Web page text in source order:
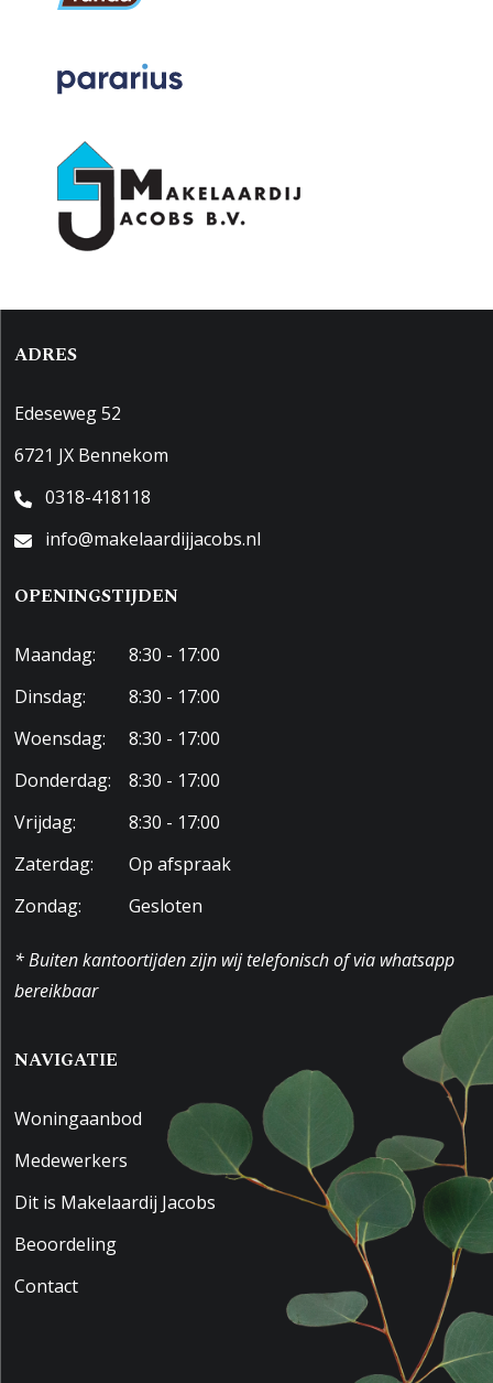
ADRES
Edeseweg 52
6721 JX Bennekom
0318-418118
info@makelaardijjacobs.nl
OPENINGSTIJDEN
Maandag:
8:30 - 17:00
Dinsdag:
8:30 - 17:00
Woensdag:
8:30 - 17:00
Donderdag:
8:30 - 17:00
Vrijdag:
8:30 - 17:00
Zaterdag:
Op afspraak
Zondag:
Gesloten
* Buiten kantoortijden zijn wij telefonisch of via whatsapp
bereikbaar
NAVIGATIE
Woningaanbod
Medewerkers
Dit is Makelaardij Jacobs
Beoordeling
Contact